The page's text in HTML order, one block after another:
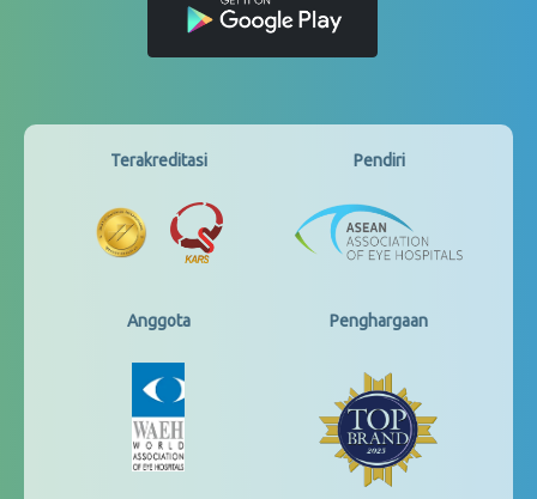
Terakreditasi Pendiri
Anggota Penghargaan